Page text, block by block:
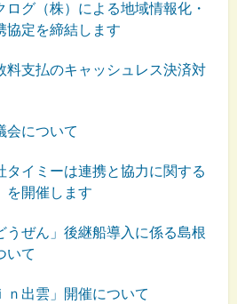
グ（株）による地域情報化・
協定を締結します
料支払のキャッシュレス決済対
会について
タイミーは連携と協力に関する
を開催します
うぜん」後継船導入に係る島根
いて
ｎ出雲」開催について